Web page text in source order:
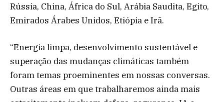
Rússia, China, África do Sul, Arábia Saudita, Egito,
Emirados Árabes Unidos, Etiópia e Irã.
“Energia limpa, desenvolvimento sustentável e
superação das mudanças climáticas também
foram temas proeminentes em nossas conversas.
Outras áreas em que trabalharemos ainda mais